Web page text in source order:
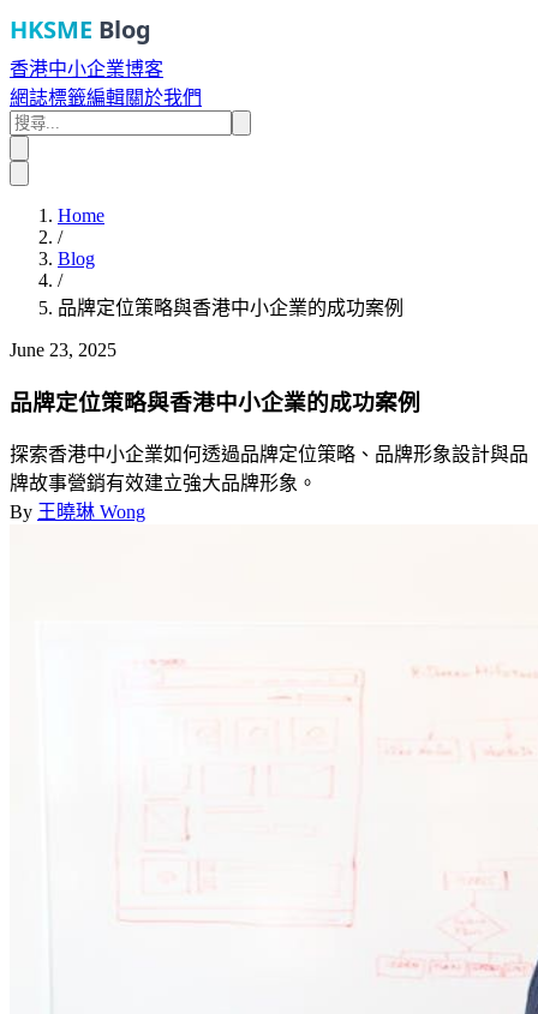
HKSME Blog
香港中小企業博客
網誌標籤編輯關於我們
Home
/
Blog
/
品牌定位策略與香港中小企業的成功案例
June 23, 2025
品牌定位策略與香港中小企業的成功案例
探索香港中小企業如何透過品牌定位策略、品牌形象設計與品
牌故事營銷有效建立強大品牌形象。
By 王曉琳 Wong